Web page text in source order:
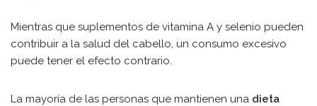
Mientras que suplementos de vitamina A y selenio pueden
contribuir a la salud del cabello, un consumo excesivo
puede tener el efecto contrario.
La mayoría de las personas que mantienen una dieta